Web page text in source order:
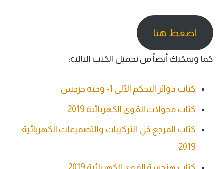
اضغط هنا
كما ويمكنك أيضاً من تحميل الكتب التالية:
كتاب دوائر التحكم الآلي 1- وجيه جرجس
كتاب محولات القوى الكهربائية 2019
كتاب المرجع في التركيبات والتصميمات الكهربائية
2019